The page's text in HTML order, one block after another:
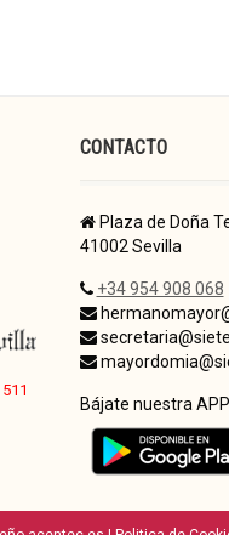
CONTACTO
Plaza de Doña
41002 Sevilla
+34 954 908 068
Bájate nuestra APP